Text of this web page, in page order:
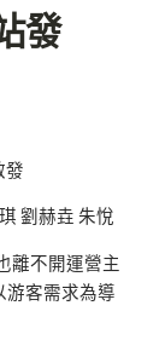
發
發
劉赫垚 朱悅
離不開運營主
游客需求為導